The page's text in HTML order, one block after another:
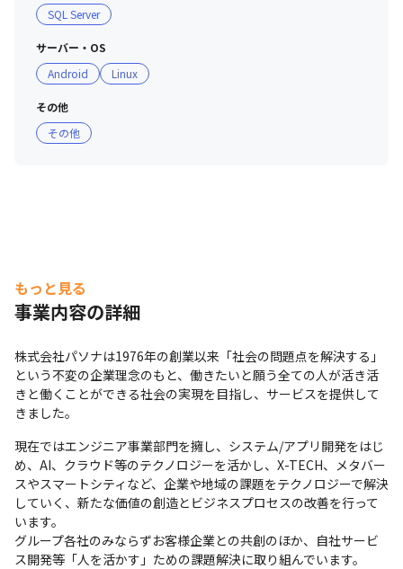
SQL Server
サーバー・OS
Android
Linux
その他
その他
もっと見る
事業内容の詳細
株式会社パソナは1976年の創業以来「社会の問題点を解決する」
という不変の企業理念のもと、働きたいと願う全ての人が活き活
きと働くことができる社会の実現を目指し、サービスを提供して
きました。
現在ではエンジニア事業部門を擁し、システム/アプリ開発をはじ
め、AI、クラウド等のテクノロジーを活かし、X-TECH、メタバー
スやスマートシティなど、企業や地域の課題をテクノロジーで解決
していく、新たな価値の創造とビジネスプロセスの改善を行って
います。
グループ各社のみならずお客様企業との共創のほか、自社サービ
ス開発等「人を活かす」ための課題解決に取り組んでいます。